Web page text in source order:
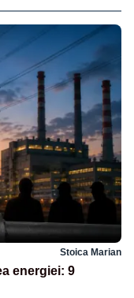
Stoica Marian
energiei: 9